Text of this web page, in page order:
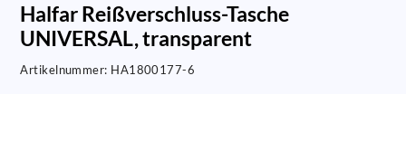
Halfar Reißverschluss-Tasche
UNIVERSAL, transparent
Artikelnummer: HA1800177-6